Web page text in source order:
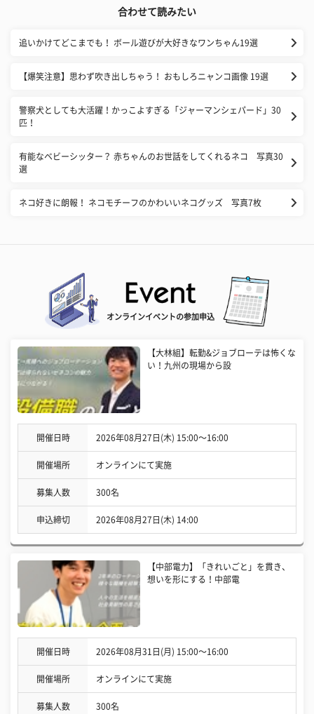
合わせて読みたい
追いかけてどこまでも！ ボール遊びが大好きなワンちゃん19選
【爆笑注意】思わず吹き出しちゃう！ おもしろニャンコ画像 19選
警察犬としても大活躍！かっこよすぎる「ジャーマンシェパード」30
匹！
有能なベビーシッター？ 赤ちゃんのお世話をしてくれるネコ 写真30
選
ネコ好きに朗報！ ネコモチーフのかわいいネコグッズ 写真7枚
オンラインイベントの参加申込
【大林組】転勤&ジョブローテは怖くな
い！九州の現場から設
開催日時 2026年08月27日(木) 15:00〜16:00
開催場所 オンラインにて実施
募集人数 300名
申込締切 2026年08月27日(木) 14:00
【中部電力】「きれいごと」を貫き、
想いを形にする！中部電
開催日時 2026年08月31日(月) 15:00〜16:00
開催場所 オンラインにて実施
募集人数 300名